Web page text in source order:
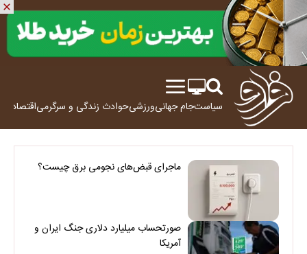
سیاستجام جهانیورزشیحوادث زندگی و سرگرمیاقتصاد
ماجرای قبض‌های نجومی برق چیست؟
صورتحساب میلیارد دلاری جنگ ایران و
آمریکا